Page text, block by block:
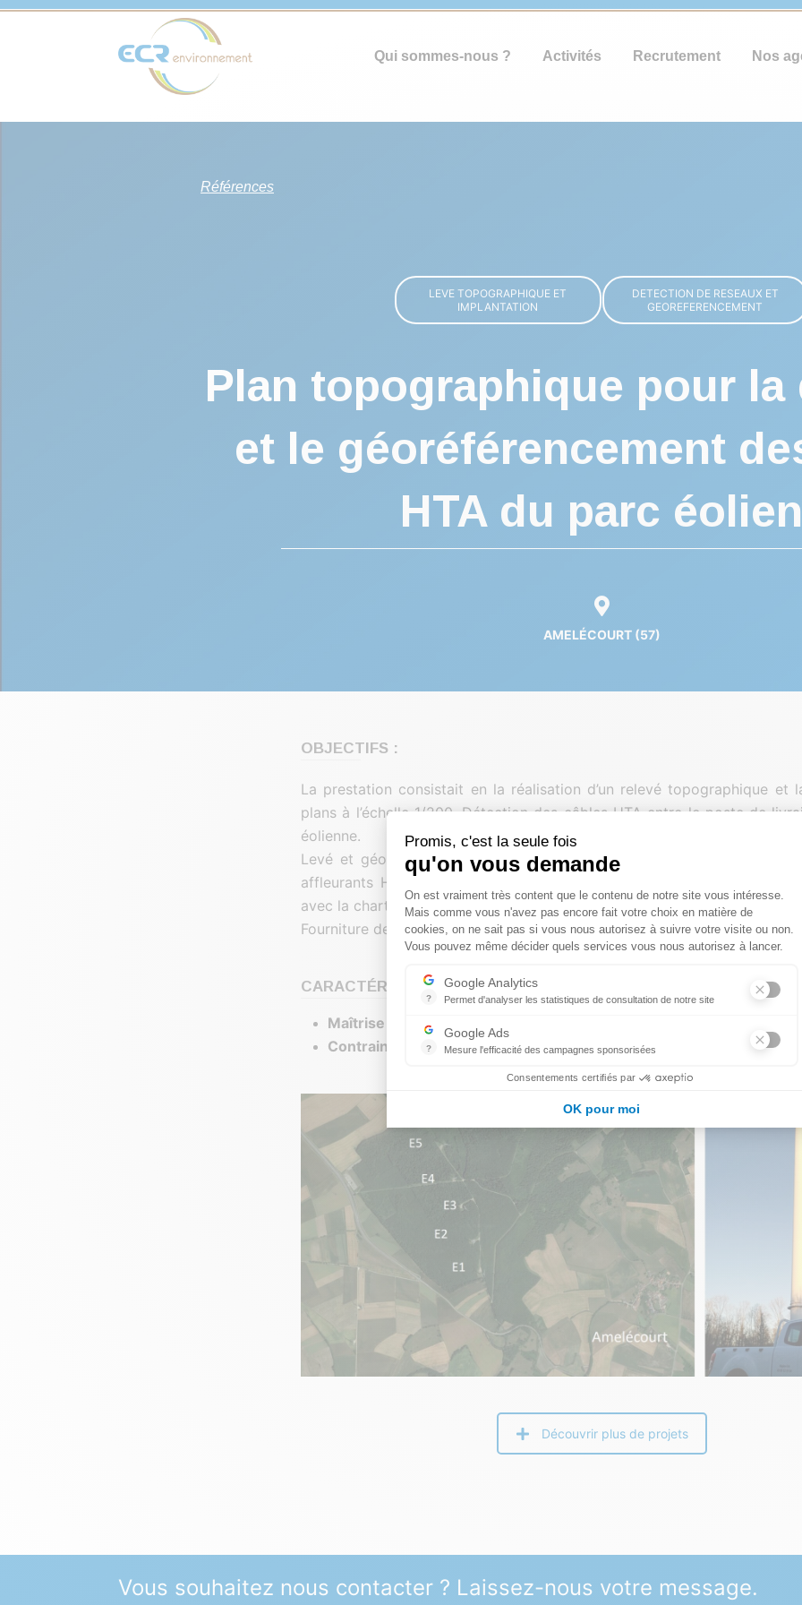
Qui sommes-nous ? Activités Recrutement Nos
Références
LEVE TOPOGRAPHIQUE ET
IMPLANTATION
DETECTION DE RESEAUX ET
GEOREFERENCEMENT
Plan topographique pour la
et le géoréférencement
HTA du parc éolien
AMELÉCOURT (57)
OBJECTIFS :
La prestation consistait en la réalisation d’un relevé topographique et
plans à l’échelle 1/200. Détection des câbles HTA entre le poste de
éolienne.
Levé et géoréférencement des câbles HTA, des éoliennes, du PDL
affleurants HTA ou télécom (bornes, tampons…).
Mise en conformité
avec la charte graphique du client.
Fourniture des fiches de station de levé.Livraison des données au format
CARACTÉRISTIQUES :
Maîtrise d’ouvrage :
Contraintes rencontrées :Accès au site
Découvrir plus de projets
Vous souhaitez nous contacter ? Laissez-nous votre message.
Promis, c'est la seule fois
qu'on vous demande
Plateforme de Gestion du
On est vraiment très content que le contenu de notre site vous intéresse.
Mais comme vous n'avez pas encore fait votre choix en matière de
cookies, on ne sait pas si vous nous autorisez à suivre votre visite ou non.
Vous pouvez même décider quels services vous nous autorisez à lancer.
?
Google Analytics
Permet d'analyser les statistiques de consultation de notre site
?
Google Ads
Mesure l'efficacité des campagnes sponsorisées
Consentements certifiés par
OK pour moi